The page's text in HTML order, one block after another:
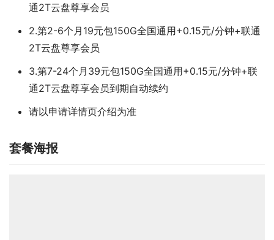
通2T云盘尊享会员
2.第2-6个月19元包150G全国通用+0.15元/分钟+联通
2T云盘尊享会员
3.第7-24个月39元包150G全国通用+0.15元/分钟+联
通2T云盘尊享会员到期自动续约
请以申请详情页介绍为准
套餐海报